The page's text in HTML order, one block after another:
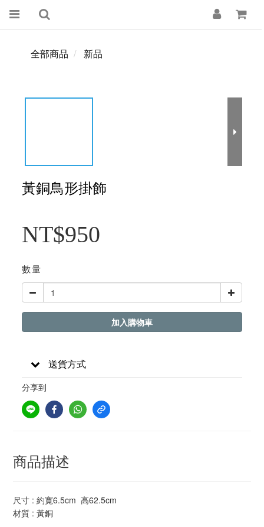
全部商品 新品
黃銅鳥形掛飾
NT$950
數量
加入購物車
送貨方式
分享到
商品描述
尺寸 : 約寛6.5cm 高62.5cm
材質 : 黃銅